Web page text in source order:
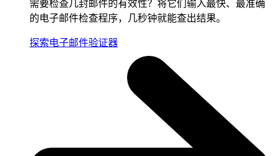
需要检查几封邮件的有效性？将它们输入最快、最准确
的电子邮件检查程序，几秒钟就能查出结果。
探索电子邮件验证器